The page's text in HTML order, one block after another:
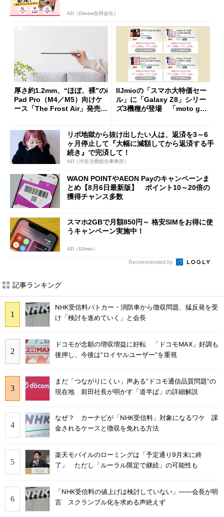
AD（Dreaw合同会社）
厚さ約1.2mm、“ほぼ、裸”のi
Pad Pro（M4／M5）向けケ
ース「The Frost Air」発売
IIJmioの「スマホ大特価セー
ル」に「Galaxy Z8」シリー
ズ3機種が登場 「moto g37
リボ地獄から抜け出したい人は、返済を3～6
ヶ月停止して『大幅に減額してから返済する手
続き』で完済して！
AD（渋谷法務総合事務所）
WAON POINTやAEON Payのキャンペーンま
とめ【8月6日最新版】 ポイント10～20倍の
獲得チャンス多数
スマホ2GBで月額850円～ 格安SIMをお得に使
うキャンペーン実施中！
AD（IIJmio）
Recommended by
記事ランキング
NHK受信料パトカー・消防車から徴収問題、猛反発を受
け「検討を進めていく」と会長
ドコモが念願の増収増益に好転 「ドコモMAX」好調も
後押し、今後は“ロイヤルユーザー”を重視
まだ「つながりにくい」声ある“ドコモ通信品質問題”の
現在地 前田社長が明かす「道半ば」の詳細解説
なぜ？ カーナビが「NHK受信料」対象になるワケ 課
金されるケースと徴収を免れる方法
楽天モバイルのローミングは「予定通り9月末に終
了」 ただし「ルーラル限定で継続」の可能性も
「NHK受信料の値上げは検討していない」――会長が明
言 スクランブル化を求める声絶えず